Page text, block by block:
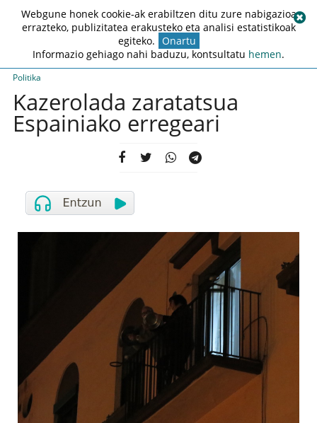
Politika
Kazerolada zaratatsua
Espainiako erregeari
Webgune honek cookie-ak erabiltzen ditu zure nabigazioa
errazteko, publizitatea erakusteko eta analisi estatistikoak
egiteko. Onartu
Informazio gehiago nahi baduzu, kontsultatu hemen.